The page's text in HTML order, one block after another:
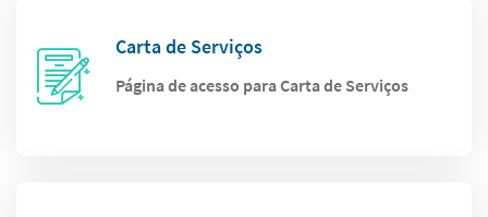
Carta de Serviços
Página de acesso para Carta de Serviços